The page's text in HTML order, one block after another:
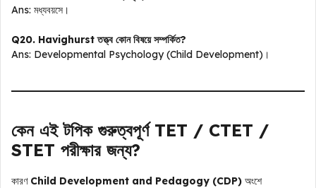
Ans: মধ্যবয়সে।
Q20. Havighurst তত্ত্ব কোন বিষয়ে সম্পর্কিত?
Ans: Developmental Psychology (Child Development)।
কেন এই টপিক গুরুত্বপূর্ণ TET / CTET /
STET পরীক্ষার জন্য?
কারণ Child Development and Pedagogy (CDP) অংশে